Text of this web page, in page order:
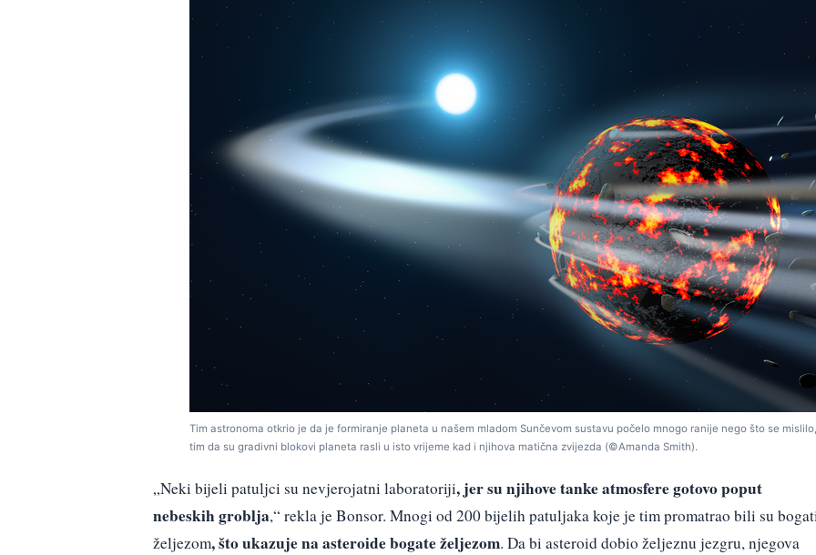
Tim astronoma otkrio je da je formiranje planeta u našem mladom Sunčevom sustavu počelo mnogo ranije nego što se
tim da su gradivni blokovi planeta rasli u isto vrijeme kad i njihova matična zvijezda (©Amanda Smith).
„Neki bijeli patuljci su nevjerojatni laboratoriji, jer su njihove tanke atmosfere gotovo poput
nebeskih groblja,“ rekla je Bonsor. Mnogi od 200 bijelih patuljaka koje je tim promatrao bili su
željezom, što ukazuje na asteroide bogate željezom. Da bi asteroid dobio željeznu jezgru, njegova